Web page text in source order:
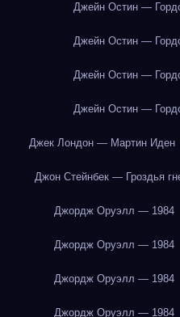
Джейн Остин —
Джейн Остин —
Джейн Остин —
Джейн Остин —
Джек Лондон — Мартин Иден
Джон Стейнбек — Гроздья
Джордж Оруэлл — 1984
Джордж Оруэлл — 1984
Джордж Оруэлл — 1984
Джордж Оруэлл — 1984